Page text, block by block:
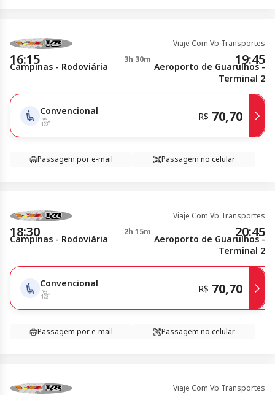
Viaje Com Vb Transportes
16:15 3h 30m 19:45
Campinas - Rodoviária
Aeroporto de Guarulhos -
Terminal 2
Convencional R$ 70,70
Passagem por e-mail Passagem no celular
Viaje Com Vb Transportes
18:30 2h 15m 20:45
Campinas - Rodoviária
Aeroporto de Guarulhos -
Terminal 2
Convencional R$ 70,70
Passagem por e-mail Passagem no celular
Viaje Com Vb Transportes